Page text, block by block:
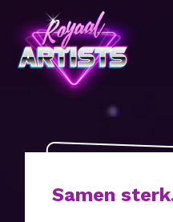
Samen